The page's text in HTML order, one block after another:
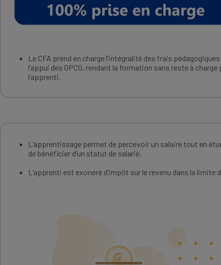
Le CFA prend en charge l’intégralité des frais
l’appui des OPCO, rendant la formation sans reste à charge
l’apprenti.
L’apprentissage permet de percevoir un salaire tout en
de bénéficier d’un statut de salarié.
L’apprenti est exonéré d’impôt sur le revenu dans la limite